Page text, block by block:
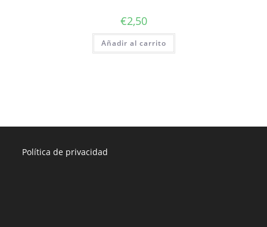
€2,50
Añadir al carrito
Política de privacidad